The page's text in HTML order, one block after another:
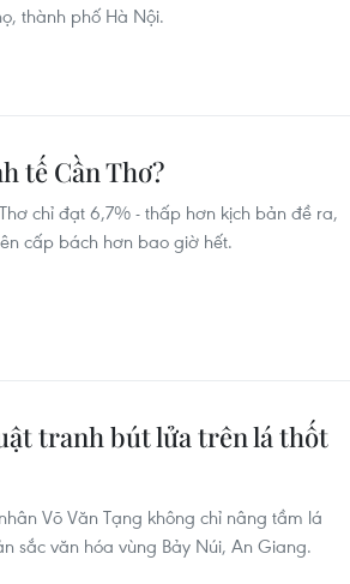
thành phố Hà Nội.
tế Cần Thơ?
chỉ đạt 6,7% - thấp hơn kịch bản đề ra,
cấp bách hơn bao giờ hết.
tranh bút lửa trên lá thốt
Võ Văn Tạng không chỉ nâng tầm lá
sắc văn hóa vùng Bảy Núi, An Giang.